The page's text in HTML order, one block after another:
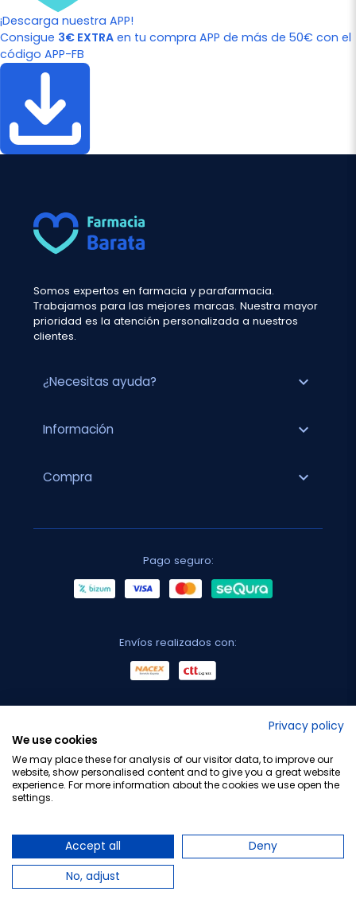
¡Descarga nuestra APP!
Consigue 3€ EXTRA en tu compra APP de más de 50€ con el
código APP-FB
Somos expertos en farmacia y parafarmacia.
Trabajamos para las mejores marcas. Nuestra mayor
prioridad es la atención personalizada a nuestros
clientes.
¿Necesitas ayuda? expand_more
Información expand_more
Compra expand_more
Pago seguro:
Envíos realizados con:
Privacy policy
We use cookies
We may place these for analysis of our visitor data, to improve our
website, show personalised content and to give you a great website
experience. For more information about the cookies we use open the
settings.
Accept all
Deny
No, adjust